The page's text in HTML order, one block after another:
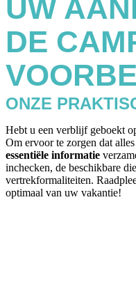
UW
DE
ONZE
Hebt u een verblijf geboekt
Om ervoor te zorgen dat
essentiële informatie
inchecken, de beschikbare
vertrekformaliteiten.
optimaal van uw vakantie!